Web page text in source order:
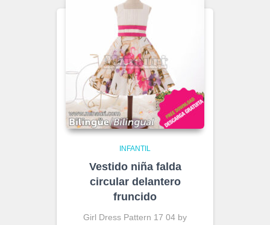
INFANTIL
Vestido niña falda
circular delantero
fruncido
Girl Dress Pattern 17 04 by